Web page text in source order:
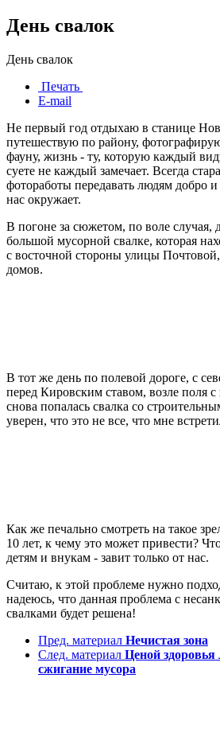
День свалок
День свалок
Печать
E-mail
Не первый год отдыхаю в станице
путешествую по району,
фауну, жизнь - ту, которую каждый
суете не каждый замечает. Всегда
фотоработы передавать людям добро
нас окружает.
В погоне за сюжетом, по воле случая,
большой мусорной свалке, которая
с восточной стороны улицы
домов.
В тот же день по полевой дороге, с
перед Кировским ставом, возле поля
снова попалась свалка со
уверен, что это не все, что мне
Как же печально смотреть на такое
10 лет, к чему это может привести?
детям и внукам - завит только от нас.
Считаю, к этой проблеме нужно
надеюсь, что данная проблема с
свалками будет решена!
Пред. материал Нечистая зона
След. материал Ценой здоровья
сжигание мусора